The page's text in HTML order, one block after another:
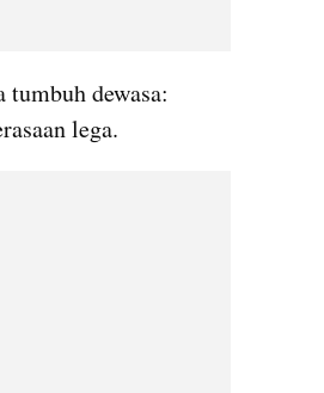
tumbuh dewasa:
lega.